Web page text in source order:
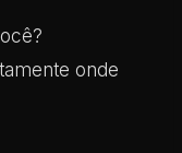
onde